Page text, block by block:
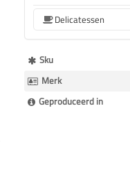
Delicatessen
Meer
Informatie
Sku
Merk
Geproduceerd in